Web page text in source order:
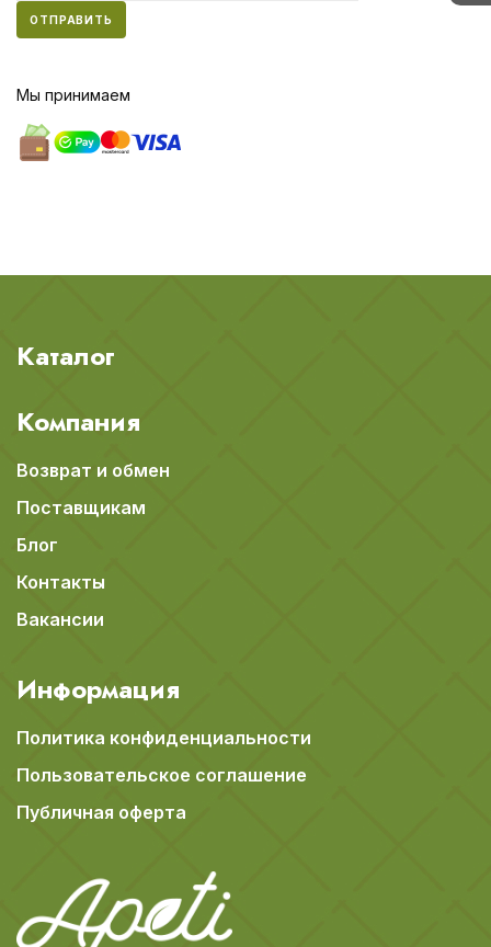
ОТПРАВИТЬ
Мы принимаем
Каталог
Компания
Возврат и обмен
Поставщикам
Блог
Контакты
Вакансии
Информация
Политика конфиденциальности
Пользовательское соглашение
Публичная оферта